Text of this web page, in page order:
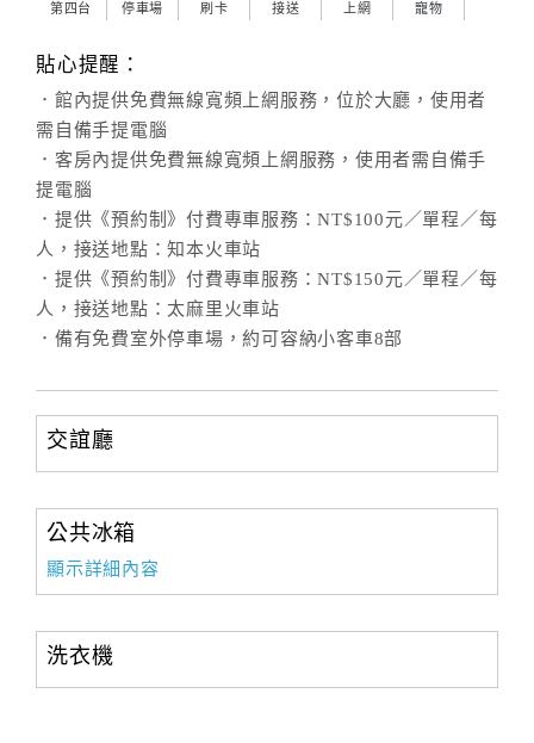
詢
訂
房
Q&A
國
旅
訂
款
收
第四台 停車場 刷卡 接送 上網 寵物
貼心提醒：
．館內提供免費無線寬頻上網服務，位於大廳，使用者
需自備手提電腦
．客房內提供免費無線寬頻上網服務，使用者需自備手
提電腦
．提供《預約制》付費專車服務：NT$100元／單程／每
人，接送地點：知本火車站
．提供《預約制》付費專車服務：NT$150元／單程／每
人，接送地點：太麻里火車站
．備有免費室外停車場，約可容納小客車8部
交誼廳
公共冰箱
顯示詳細內容
洗衣機